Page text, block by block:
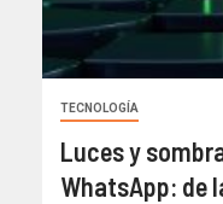
TECNOLOGÍA
Luces y
WhatsApp: de